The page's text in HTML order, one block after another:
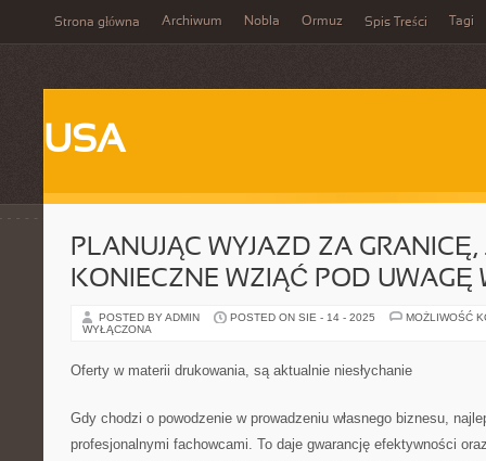
Strona główna Archiwum Nobla Ormuz Spis Treści Tagi
USA
PLANUJĄC WYJAZD ZA GRANICĘ,
KONIECZNE WZIĄĆ POD UWAGĘ
POSTED BY ADMIN POSTED ON SIE - 14 - 2025
MOŻLIWOŚĆ
WYŁĄCZONA
Oferty w materii drukowania, są aktualnie niesłychanie
Gdy chodzi o powodzenie w prowadzeniu własnego biznesu,
profesjonalnymi fachowcami. To daje gwarancję efektywności